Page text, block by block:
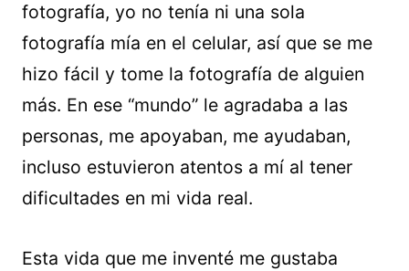
fotografía, yo no tenía ni una sola
fotografía mía en el celular, así que se me
hizo fácil y tome la fotografía de alguien
más. En ese “mundo” le agradaba a las
personas, me apoyaban, me ayudaban,
incluso estuvieron atentos a mí al tener
dificultades en mi vida real.
Esta vida que me inventé me gustaba